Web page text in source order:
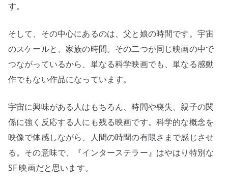
す。
そして、その中心にあるのは、父と娘の時間です。宇宙
のスケールと、家族の時間。その二つが同じ映画の中で
つながっているから、単なる科学映画でも、単なる感動
作でもない作品になっています。
宇宙に興味がある人はもちろん、時間や喪失、親子の関
係に強く反応する人にも残る映画です。科学的な概念を
映像で体感しながら、人間の時間の有限さまで感じさせ
る。その意味で、『インターステラー』はやはり特別な
SF 映画だと思います。